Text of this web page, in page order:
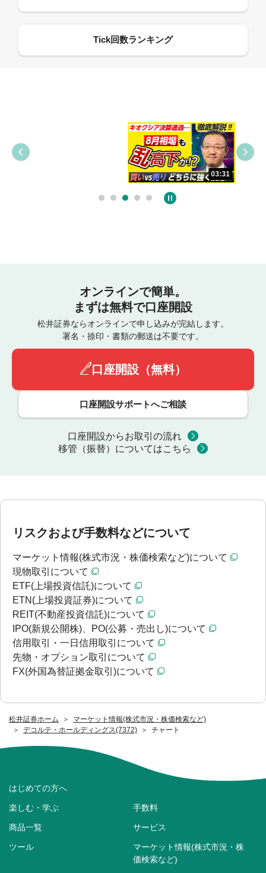
松井証券ホーム
マーケット情報(株式市況・株価検索など)
デコルテ・ホールディングス(7372)
チャート
03:31
オンラインで簡単。
まずは無料で口座開設
松井証券ならオンラインで申し込みが完結します。
署名・捺印・書類の郵送は不要です。
口座開設（無料）
口座開設サポートへご相談
口座開設からお取引の流れ
移管（振替）についてはこちら
リスクおよび手数料などについて
マーケット情報(株式市況・株価検索など)について
現物取引について
ETF(上場投資信託)について
ETN(上場投資証券)について
REIT(不動産投資信託)について
IPO(新規公開株)、PO(公募・売出し)について
信用取引・一日信用取引について
先物・オプション取引について
FX(外国為替証拠金取引)について
はじめての方へ
楽しむ・学ぶ 手数料
商品一覧 サービス
ツール
マーケット情報(株式市況・株
価検索など)